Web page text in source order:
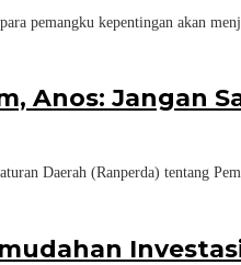
pemangku kepentingan akan
Anos: Jangan
Daerah (Ranperda) tentang